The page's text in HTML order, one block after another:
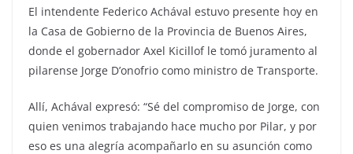
El intendente Federico Achával estuvo presente hoy en
la Casa de Gobierno de la Provincia de Buenos Aires,
donde el gobernador Axel Kicillof le tomó juramento al
pilarense Jorge D’onofrio como ministro de Transporte.
Allí, Achával expresó: “Sé del compromiso de Jorge, con
quien venimos trabajando hace mucho por Pilar, y por
eso es una alegría acompañarlo en su asunción como